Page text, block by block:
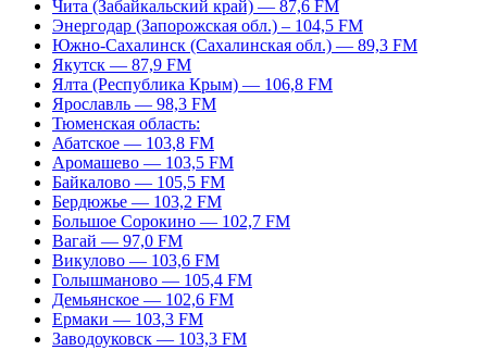
Чита (Забайкальский край) — 87,6 FM
Энергодар (Запорожская обл.) – 104,5 FM
Южно-Сахалинск (Сахалинская обл.) — 89,3 FM
Якутск — 87,9 FM
Ялта (Республика Крым) — 106,8 FM
Ярославль — 98,3 FM
Тюменская область:
Абатское — 103,8 FM
Аромашево — 103,5 FM
Байкалово — 105,5 FM
Бердюжье — 103,2 FM
Большое Сорокино — 102,7 FM
Вагай — 97,0 FM
Викулово — 103,6 FM
Голышманово — 105,4 FM
Демьянское — 102,6 FM
Ермаки — 103,3 FM
Заводоуковск — 103,3 FM